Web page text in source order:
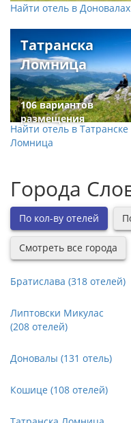
Найти отель в Доновалах
Татранска
Ломница
106 вариантов
размещения
Найти отель в Татранске
Ломница
Города
По кол-ву отелей
Смотреть все города
Братислава (318 отелей)
Липтовски Микулас
(208 отелей)
Доновалы (131 отель)
Кошице (108 отелей)